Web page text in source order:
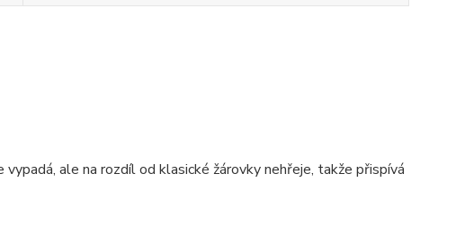
ale na rozdíl od klasické žárovky nehřeje, takže přispívá